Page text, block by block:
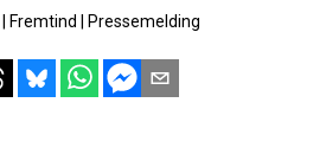
Fremtind Pressemelding